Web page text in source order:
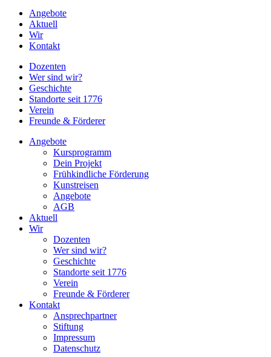
Angebote
Aktuell
Wir
Kontakt
Dozenten
Wer sind wir?
Geschichte
Standorte seit 1776
Verein
Freunde & Förderer
Angebote
Kursprogramm
Dein Projekt
Frühkindliche Förderung
Kunstreisen
Angebote
AGB
Aktuell
Wir
Dozenten
Wer sind wir?
Geschichte
Standorte seit 1776
Verein
Freunde & Förderer
Kontakt
Ansprechpartner
Stiftung
Impressum
Datenschutz